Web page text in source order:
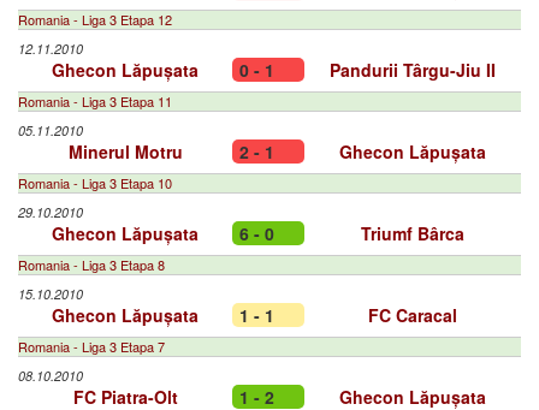
Romania - Liga 3 Etapa 12
12.11.2010
Ghecon Lăpușata 0 - 1 Pandurii Târgu-Jiu II
Romania - Liga 3 Etapa 11
05.11.2010
Minerul Motru 2 - 1 Ghecon Lăpușata
Romania - Liga 3 Etapa 10
29.10.2010
Ghecon Lăpușata 6 - 0 Triumf Bârca
Romania - Liga 3 Etapa 8
15.10.2010
Ghecon Lăpușata 1 - 1 FC Caracal
Romania - Liga 3 Etapa 7
08.10.2010
FC Piatra-Olt 1 - 2 Ghecon Lăpușata